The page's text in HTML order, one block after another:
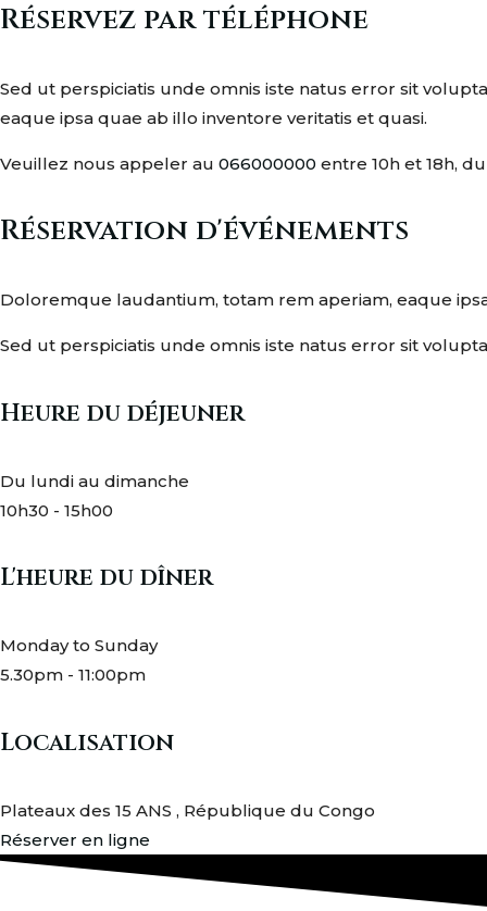
Réservez par téléphone
Sed ut perspiciatis unde omnis iste natus error sit
eaque ipsa quae ab illo inventore veritatis et quasi.
Veuillez nous appeler au 066000000 entre 10h et 18h,
Réservation d'événements
Doloremque laudantium, totam rem aperiam, eaque
Sed ut perspiciatis unde omnis iste natus error sit
Heure du déjeuner
Du lundi au dimanche
10h30 - 15h00
L'heure du dîner
Monday to Sunday
5.30pm - 11:00pm
Localisation
Plateaux des 15 ANS , République du Congo
Réserver en ligne